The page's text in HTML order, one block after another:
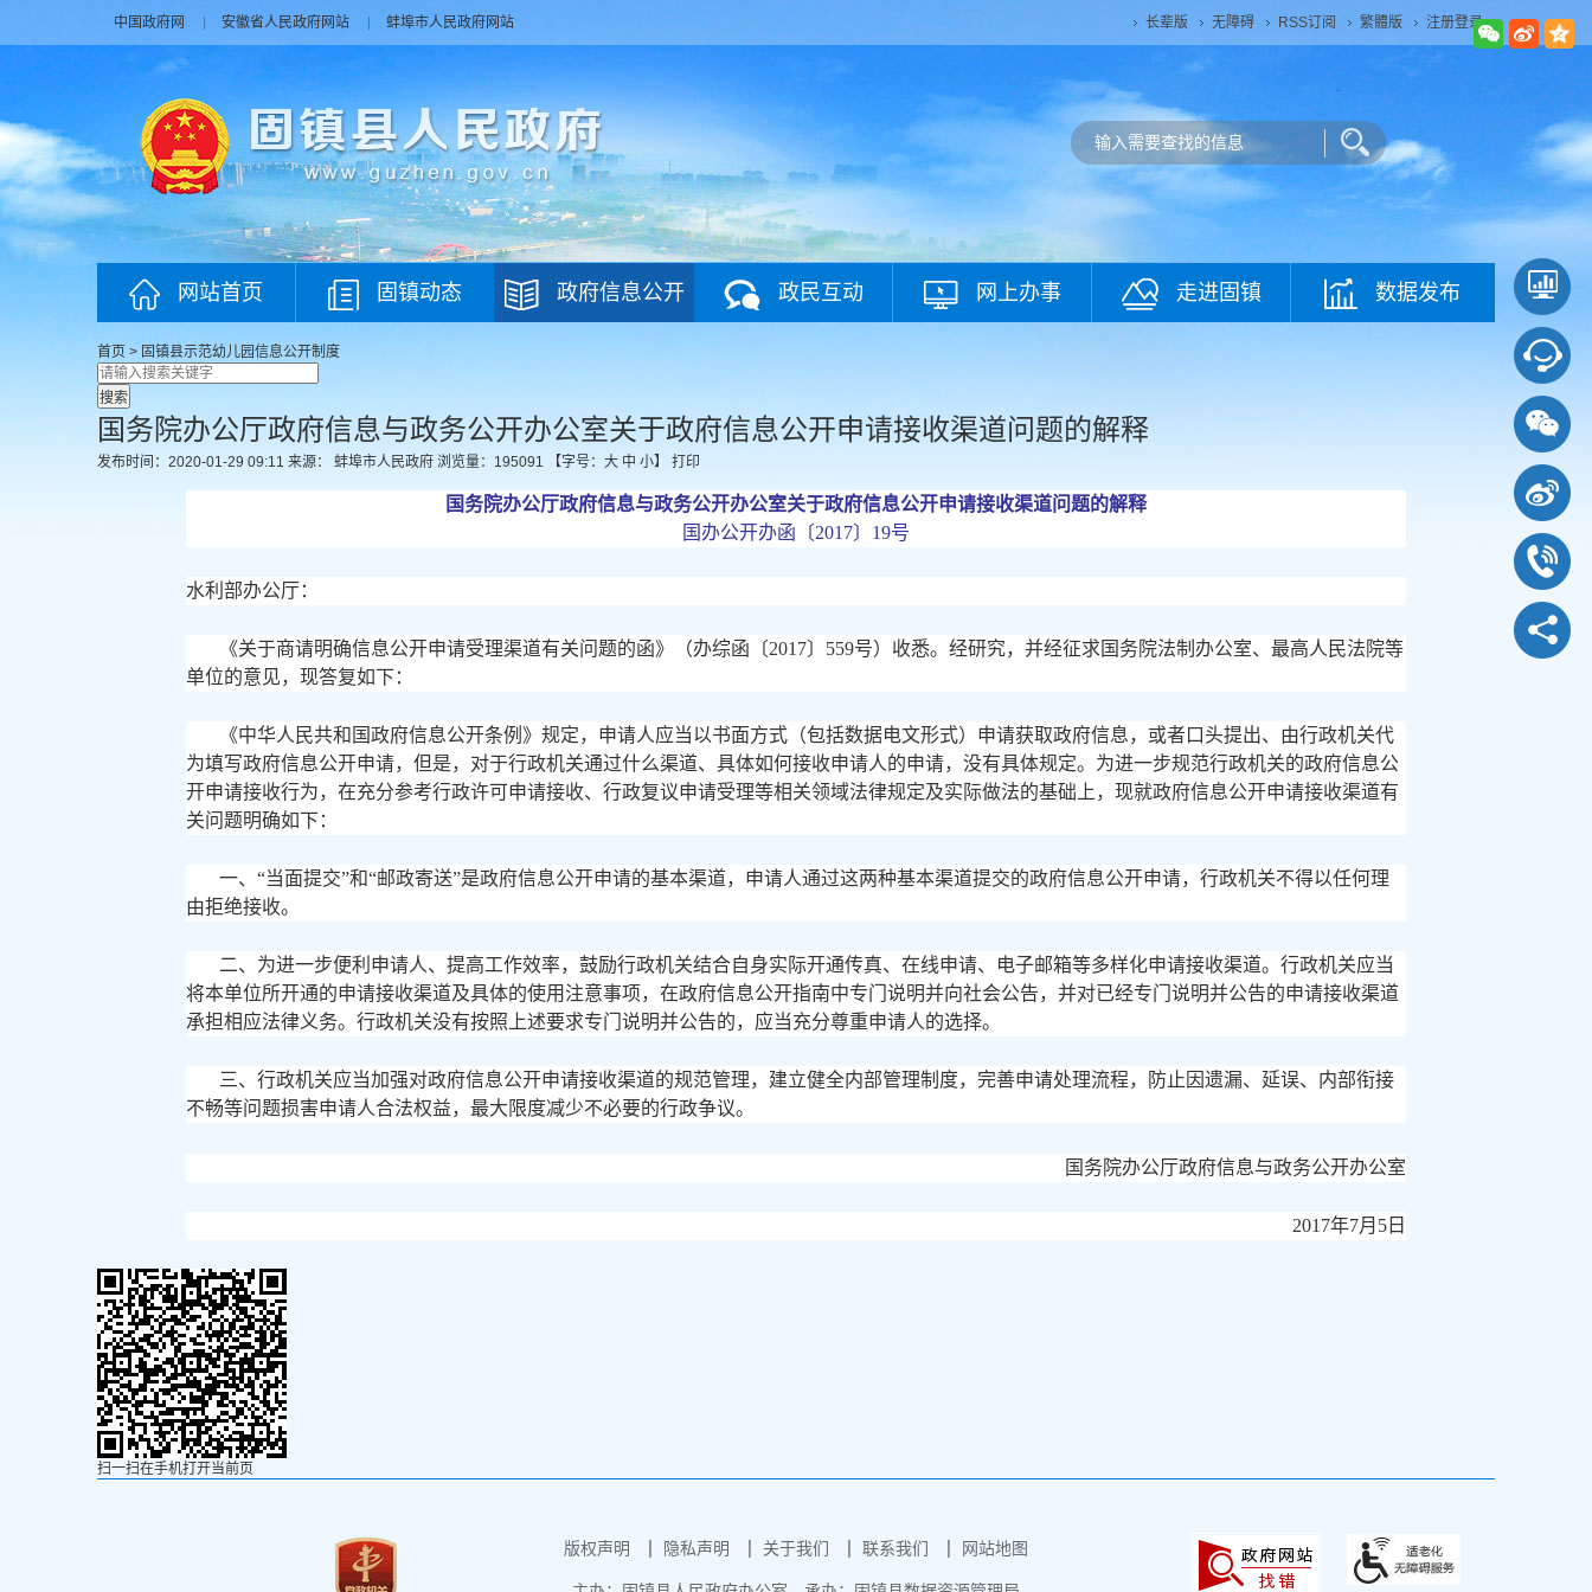
中国政府网 安徽省人民政府网站 蚌埠市人民政府网站 长辈版 无障碍 RSS订阅 繁體版 注册登录
网站首页 固镇动态 政府信息公开 政民互动 网上办事 走进固镇 数据发布
首页 > 固镇县示范幼儿园信息公开制度
国务院办公厅政府信息与政务公开办公室关于政府信息公开申请接收渠道问题的解释
发布时间：2020-01-29 09:11 来源： 蚌埠市人民政府 浏览量： 195091 【字号： 大 中 小】 打印
国务院办公厅政府信息与政务公开办公室关于政府信息公开申请接收渠道问题的解释
国办公开办函〔2017〕19号
水利部办公厅：
《关于商请明确信息公开申请受理渠道有关问题的函》（办综函〔2017〕559号）收悉。经研究，并经征求国务院法制办公室、最高人民法院等
单位的意见，现答复如下：
《中华人民共和国政府信息公开条例》规定，申请人应当以书面方式（包括数据电文形式）申请获取政府信息，或者口头提出、由行政机关代
为填写政府信息公开申请，但是，对于行政机关通过什么渠道、具体如何接收申请人的申请，没有具体规定。为进一步规范行政机关的政府信息公
开申请接收行为，在充分参考行政许可申请接收、行政复议申请受理等相关领域法律规定及实际做法的基础上，现就政府信息公开申请接收渠道有
关问题明确如下：
一、“当面提交”和“邮政寄送”是政府信息公开申请的基本渠道，申请人通过这两种基本渠道提交的政府信息公开申请，行政机关不得以任何理
由拒绝接收。
二、为进一步便利申请人、提高工作效率，鼓励行政机关结合自身实际开通传真、在线申请、电子邮箱等多样化申请接收渠道。行政机关应当
将本单位所开通的申请接收渠道及具体的使用注意事项，在政府信息公开指南中专门说明并向社会公告，并对已经专门说明并公告的申请接收渠道
承担相应法律义务。行政机关没有按照上述要求专门说明并公告的，应当充分尊重申请人的选择。
三、行政机关应当加强对政府信息公开申请接收渠道的规范管理，建立健全内部管理制度，完善申请处理流程，防止因遗漏、延误、内部衔接
不畅等问题损害申请人合法权益，最大限度减少不必要的行政争议。
国务院办公厅政府信息与政务公开办公室
2017年7月5日
扫一扫在手机打开当前页
版权声明 隐私声明 关于我们 联系我们 网站地图